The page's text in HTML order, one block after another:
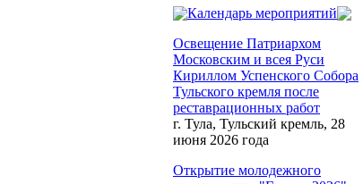
Календарь мероприятий
Освещение Патриархом
Московским и всея Руси
Кириллом Успенского Собора
Тульского кремля после
реставрационных работ
г. Тула, Тульский кремль, 28
июня 2026 года
Открытие молодежного